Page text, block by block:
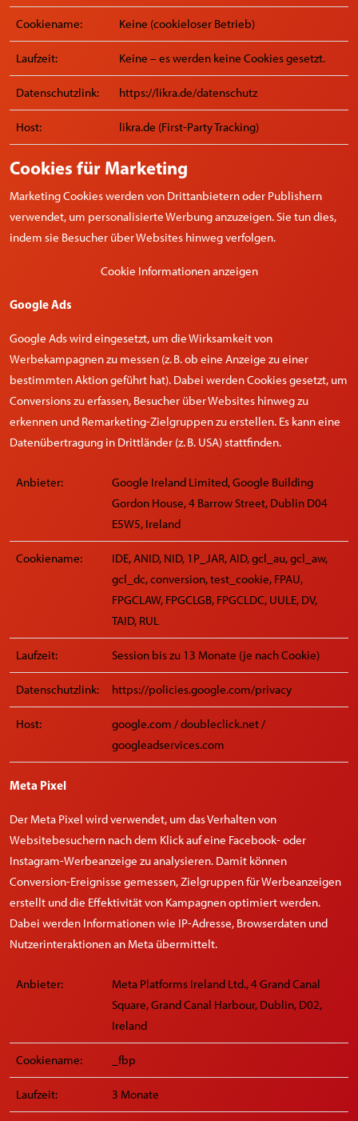
Cookiename: Keine (cookieloser Betrieb)
Laufzeit: Keine – es werden keine Cookies gesetzt.
Datenschutzlink: https://likra.de/datenschutz
Host: likra.de (First-Party Tracking)
Cookies für Marketing
Marketing Cookies werden von Drittanbietern oder Publishern
verwendet, um personalisierte Werbung anzuzeigen. Sie tun dies,
indem sie Besucher über Websites hinweg verfolgen.
Cookie Informationen anzeigen
Google Ads
Google Ads wird eingesetzt, um die Wirksamkeit von
Werbekampagnen zu messen (z. B. ob eine Anzeige zu einer
bestimmten Aktion geführt hat). Dabei werden Cookies gesetzt, um
Conversions zu erfassen, Besucher über Websites hinweg zu
erkennen und Remarketing-Zielgruppen zu erstellen. Es kann eine
Datenübertragung in Drittländer (z. B. USA) stattfinden.
Anbieter:
Google Ireland Limited, Google Building
Gordon House, 4 Barrow Street, Dublin D04
E5W5, Ireland
Cookiename:
IDE, ANID, NID, 1P_JAR, AID, gcl_au, gcl_aw,
gcl_dc, conversion, test_cookie, FPAU,
FPGCLAW, FPGCLGB, FPGCLDC, UULE, DV,
TAID, RUL
Laufzeit: Session bis zu 13 Monate (je nach Cookie)
Datenschutzlink: https://policies.google.com/privacy
Host:
google.com / doubleclick.net /
googleadservices.com
Meta Pixel
Der Meta Pixel wird verwendet, um das Verhalten von
Websitebesuchern nach dem Klick auf eine Facebook- oder
Instagram-Werbeanzeige zu analysieren. Damit können
Conversion-Ereignisse gemessen, Zielgruppen für Werbeanzeigen
erstellt und die Effektivität von Kampagnen optimiert werden.
Dabei werden Informationen wie IP-Adresse, Browserdaten und
Nutzerinteraktionen an Meta übermittelt.
Anbieter:
Meta Platforms Ireland Ltd., 4 Grand Canal
Square, Grand Canal Harbour, Dublin, D02,
Ireland
Cookiename: _fbp
Laufzeit: 3 Monate